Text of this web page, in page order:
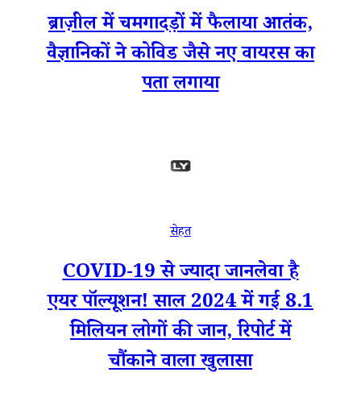
ब्राज़ील में चमगादड़ों में फैलाया आतंक,
वैज्ञानिकों ने कोविड जैसे नए वायरस का
पता लगाया
सेहत
COVID-19 से ज्यादा जानलेवा है
एयर पॉल्यूशन! साल 2024 में गई 8.1
मिलियन लोगों की जान, रिपोर्ट में
चौंकाने वाला खुलासा